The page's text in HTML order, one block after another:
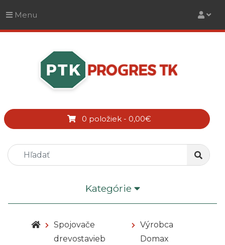
Menu
0 položiek - 0,00€
Kategórie
Spojovače
drevostavieb
Výrobca
Domax